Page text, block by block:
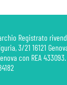
Registrato
3/21 16121
con REA 433093.